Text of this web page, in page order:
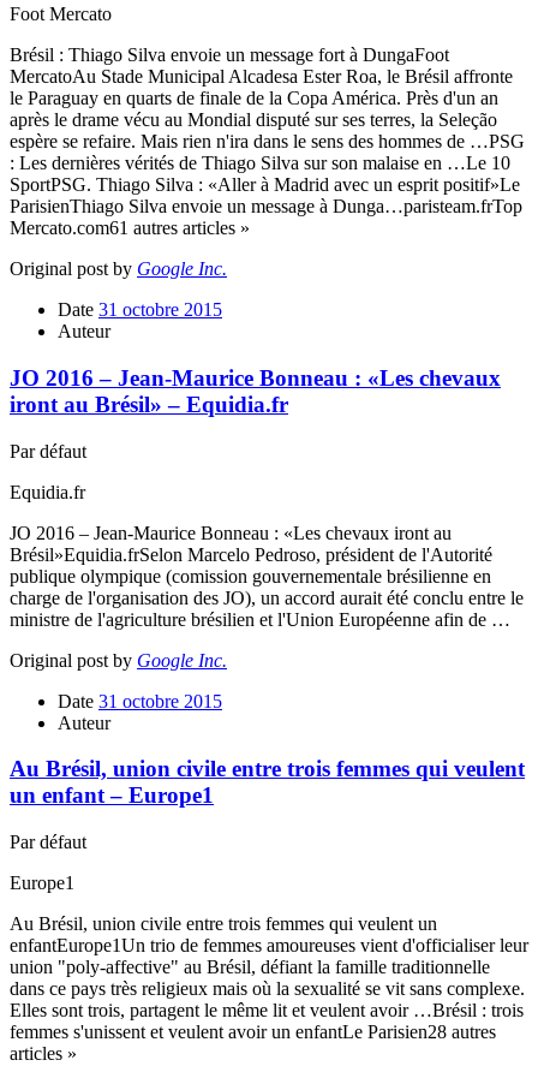
Foot Mercato
Brésil : Thiago Silva envoie un message fort à DungaFoot
MercatoAu Stade Municipal Alcadesa Ester Roa, le Brésil affronte
le Paraguay en quarts de finale de la Copa América. Près d'un an
après le drame vécu au Mondial disputé sur ses terres, la Seleção
espère se refaire. Mais rien n'ira dans le sens des hommes de …PSG
: Les dernières vérités de Thiago Silva sur son malaise en …Le 10
SportPSG. Thiago Silva : «Aller à Madrid avec un esprit positif»Le
ParisienThiago Silva envoie un message à Dunga…paristeam.frTop
Mercato.com61 autres articles »
Original post by Google Inc.
Date 31 octobre 2015
Auteur
JO 2016 – Jean-Maurice Bonneau : «Les chevaux
iront au Brésil» – Equidia.fr
Par défaut
Equidia.fr
JO 2016 – Jean-Maurice Bonneau : «Les chevaux iront au
Brésil»Equidia.frSelon Marcelo Pedroso, président de l'Autorité
publique olympique (comission gouvernementale brésilienne en
charge de l'organisation des JO), un accord aurait été conclu entre le
ministre de l'agriculture brésilien et l'Union Européenne afin de …
Original post by Google Inc.
Date 31 octobre 2015
Auteur
Au Brésil, union civile entre trois femmes qui veulent
un enfant – Europe1
Par défaut
Europe1
Au Brésil, union civile entre trois femmes qui veulent un
enfantEurope1Un trio de femmes amoureuses vient d'officialiser leur
union "poly-affective" au Brésil, défiant la famille traditionnelle
dans ce pays très religieux mais où la sexualité se vit sans complexe.
Elles sont trois, partagent le même lit et veulent avoir …Brésil : trois
femmes s'unissent et veulent avoir un enfantLe Parisien28 autres
articles »